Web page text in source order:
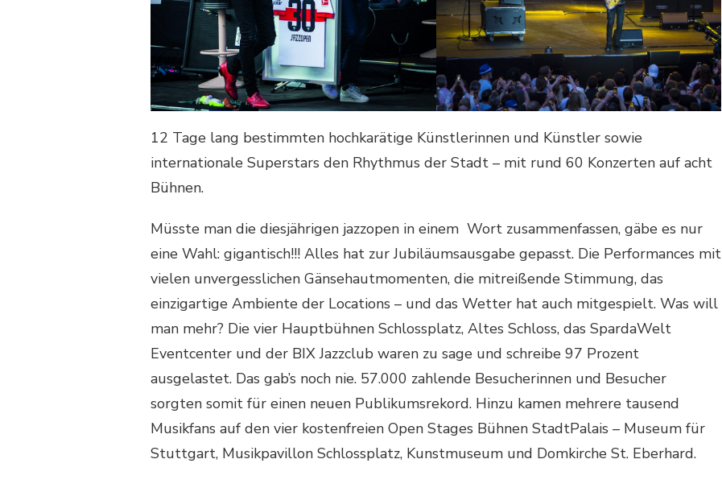
12 Tage lang bestimmten hochkarätige Künstlerinnen und Künstler sowie
internationale Superstars den Rhythmus der Stadt – mit rund 60 Konzerten auf acht
Bühnen.
Müsste man die diesjährigen jazzopen in einem Wort zusammenfassen, gäbe es nur
eine Wahl: gigantisch!!! Alles hat zur Jubiläumsausgabe gepasst. Die Performances mit
vielen unvergesslichen Gänsehautmomenten, die mitreißende Stimmung, das
einzigartige Ambiente der Locations – und das Wetter hat auch mitgespielt. Was will
man mehr? Die vier Hauptbühnen Schlossplatz, Altes Schloss, das SpardaWelt
Eventcenter und der BIX Jazzclub waren zu sage und schreibe 97 Prozent
ausgelastet. Das gab’s noch nie. 57.000 zahlende Besucherinnen und Besucher
sorgten somit für einen neuen Publikumsrekord. Hinzu kamen mehrere tausend
Musikfans auf den vier kostenfreien Open Stages Bühnen StadtPalais – Museum für
Stuttgart, Musikpavillon Schlossplatz, Kunstmuseum und Domkirche St. Eberhard.